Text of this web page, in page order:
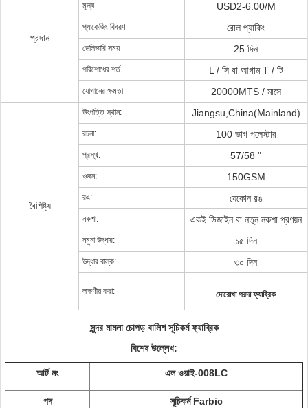
প্রদান
মূল্য USD2-6.00/M
প্যাকেজিং বিবরণ রোল প্যাকিং
ডেলিভারি সময় 25 দিন
পরিশোধের শর্ত L / সি বা আগাম T / টি
যোগানের ক্ষমতা 20000MTS / মাসে
বৈশিষ্ট্য
উৎপত্তি স্থান: Jiangsu,China(Mainland)
রচনা: 100 ভাগ পলেস্টার
প্রস্থ: 57/58 "
ওজন: 150GSM
রঙ: যেকোন রঙ
নকশা: একই ডিজাইন বা নতুন নকশা প্রণয়ন
নমুনা উদ্ধার: ১৫ দিন
উদ্ধার বাল্ক: ৩০ দিন
লক্ষণীয় করা: দোরোখা পরদা ফ্যাব্রিক
সুন্দর মামলা চোপড় বালিশ সূচিকর্ম ফ্যাব্রিক
বিশেষ উল্লেখ:
আর্ট নং এল ওয়াই-008LC
পদ সূচিকর্ম Farbic